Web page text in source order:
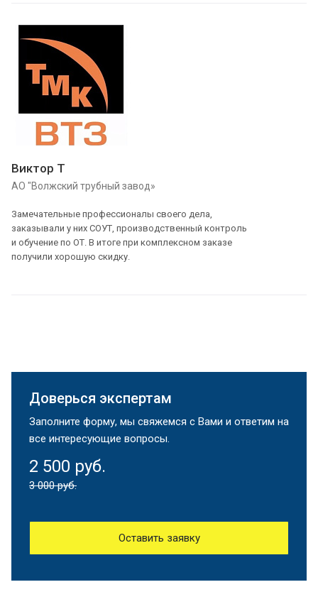
Виктор Т
АО "Волжский трубный завод»
Замечательные профессионалы своего дела,
заказывали у них СОУТ, производственный контроль
и обучение по ОТ. В итоге при комплексном заказе
получили хорошую скидку.
Доверься экспертам
Заполните форму, мы свяжемся с Вами и ответим на
все интересующие вопросы.
2 500 руб.
3 000 руб.
Оставить заявку